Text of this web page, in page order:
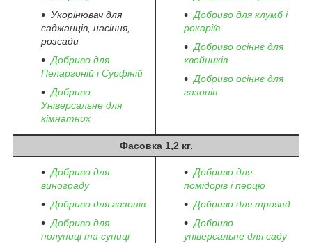
Укорінювач для
саджанців, насіння,
розсади
Добриво для
Пеларгоній і Сурфіній
Добриво
Універсальне для
кімнатних
Добриво для клумб і
рокаріїв
Добриво осіннє для
хвойників
Добриво осіннє для
газонів
Фасовка 1,2 кг.
Добриво для
винограду
Добриво для газонів
Добриво для
полуниці та суниці
Добриво для
помідорів і перцю
Добриво для троянд
Добриво
універсальне для саду